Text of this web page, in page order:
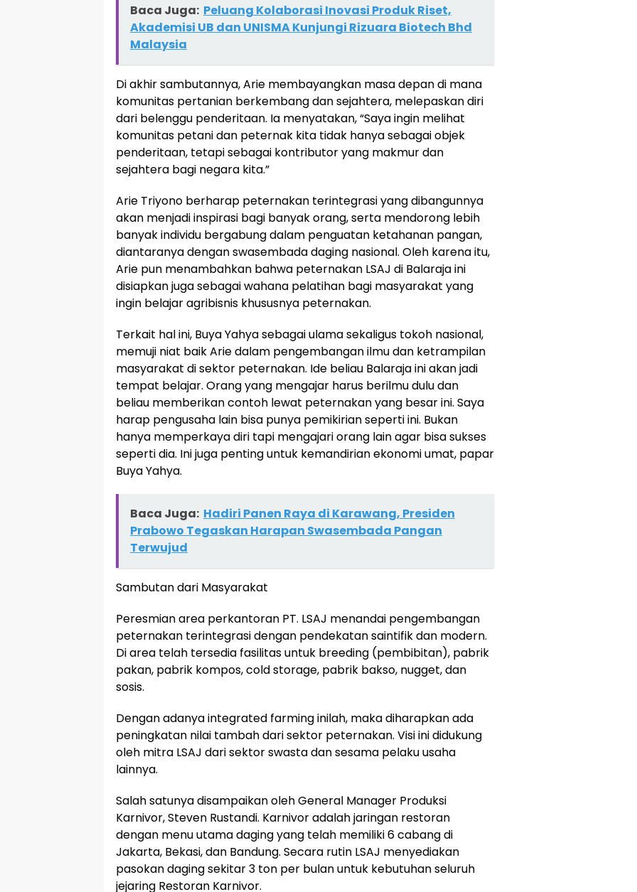
Baca Juga: Peluang Kolaborasi Inovasi Produk Riset,
Akademisi UB dan UNISMA Kunjungi Rizuara Biotech Bhd
Malaysia
Di akhir sambutannya, Arie membayangkan masa depan di mana
komunitas pertanian berkembang dan sejahtera, melepaskan diri
dari belenggu penderitaan. Ia menyatakan, “Saya ingin melihat
komunitas petani dan peternak kita tidak hanya sebagai objek
penderitaan, tetapi sebagai kontributor yang makmur dan
sejahtera bagi negara kita.”
Arie Triyono berharap peternakan terintegrasi yang dibangunnya
akan menjadi inspirasi bagi banyak orang, serta mendorong lebih
banyak individu bergabung dalam penguatan ketahanan pangan,
diantaranya dengan swasembada daging nasional. Oleh karena itu,
Arie pun menambahkan bahwa peternakan LSAJ di Balaraja ini
disiapkan juga sebagai wahana pelatihan bagi masyarakat yang
ingin belajar agribisnis khususnya peternakan.
Terkait hal ini, Buya Yahya sebagai ulama sekaligus tokoh nasional,
memuji niat baik Arie dalam pengembangan ilmu dan ketrampilan
masyarakat di sektor peternakan. Ide beliau Balaraja ini akan jadi
tempat belajar. Orang yang mengajar harus berilmu dulu dan
beliau memberikan contoh lewat peternakan yang besar ini. Saya
harap pengusaha lain bisa punya pemikirian seperti ini. Bukan
hanya memperkaya diri tapi mengajari orang lain agar bisa sukses
seperti dia. Ini juga penting untuk kemandirian ekonomi umat, papar
Buya Yahya.
Baca Juga: Hadiri Panen Raya di Karawang, Presiden
Prabowo Tegaskan Harapan Swasembada Pangan
Terwujud
Sambutan dari Masyarakat
Peresmian area perkantoran PT. LSAJ menandai pengembangan
peternakan terintegrasi dengan pendekatan saintifik dan modern.
Di area telah tersedia fasilitas untuk breeding (pembibitan), pabrik
pakan, pabrik kompos, cold storage, pabrik bakso, nugget, dan
sosis.
Dengan adanya integrated farming inilah, maka diharapkan ada
peningkatan nilai tambah dari sektor peternakan. Visi ini didukung
oleh mitra LSAJ dari sektor swasta dan sesama pelaku usaha
lainnya.
Salah satunya disampaikan oleh General Manager Produksi
Karnivor, Steven Rustandi. Karnivor adalah jaringan restoran
dengan menu utama daging yang telah memiliki 6 cabang di
Jakarta, Bekasi, dan Bandung. Secara rutin LSAJ menyediakan
pasokan daging sekitar 3 ton per bulan untuk kebutuhan seluruh
jejaring Restoran Karnivor.